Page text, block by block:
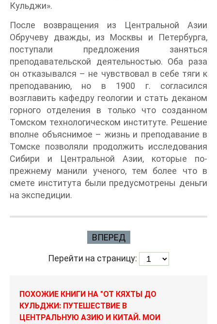
Кульджи».
После возвращения из Центральной Азии
Обручеву дважды, из Москвы и Петербурга,
поступали предложения заняться
преподавательской деятельностью. Оба раза
он отказывался – не чувствовал в себе тяги к
преподаванию, но в 1900 г. согласился
возглавить кафедру геологии и стать деканом
горного отделения в только что созданном
Томском технологическом институте. Решение
вполне объяснимое – жизнь и преподавание в
Томске позволяли продолжить исследования
Сибири и Центральной Азии, которые по-
прежнему манили ученого, тем более что в
смете института были предусмотрены деньги
на экспедиции.
ВПЕРЕД
Перейти на страницу:
ПОХОЖИЕ КНИГИ НА "ОТ КЯХТЫ ДО
КУЛЬДЖИ: ПУТЕШЕСТВИЕ В
ЦЕНТРАЛЬНУЮ АЗИЮ И КИТАЙ. МОИ